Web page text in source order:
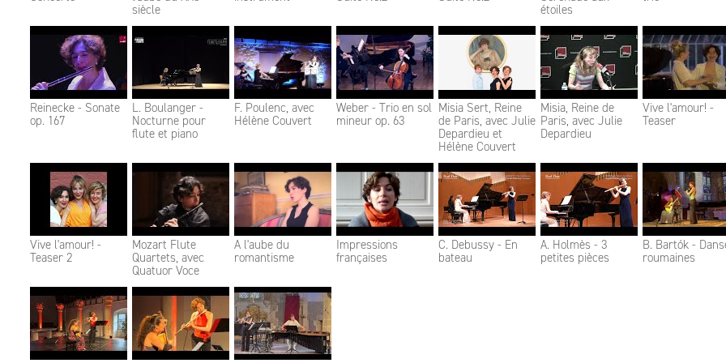
siècle
étoiles
Reinecke - Sonate
op. 167
L. Boulanger -
Nocturne pour
flute et piano
F. Poulenc, avec
Hélène Couvert
Weber - Trio en sol
mineur op. 63
Misia Sert, Reine
de Paris, avec Julie
Depardieu et
Hélène Couvert
Misia, Reine de
Paris, avec Julie
Depardieu
Vive l'amour! -
Teaser
Vive l'amour! -
Teaser 2
Mozart Flute
Quartets, avec
Quatuor Voce
A l'aube du
romantisme
Impressions
françaises
C. Debussy - En
bateau
A. Holmès - 3
petites pièces
B. Bartók -
roumaines